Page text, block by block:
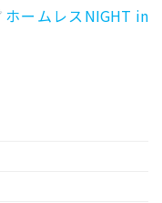
ン
ホームレスNIGHT in